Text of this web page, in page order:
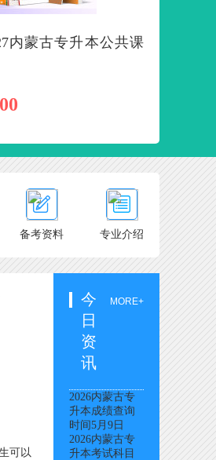
内蒙古专升本公共课
备考资料 专业介绍
可以
今
日
资
讯
MORE+
2026内蒙古专
升本成绩查询
时间5月9日
2026内蒙古专
升本考试科目